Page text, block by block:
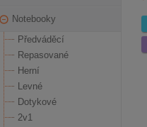
Notebooky
Předváděcí
Repasované
Herní
Levné
Dotykové
2v1